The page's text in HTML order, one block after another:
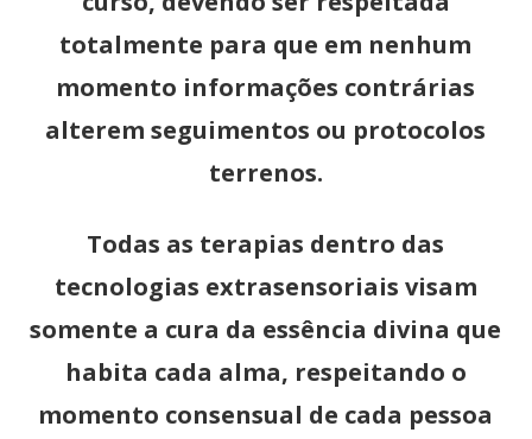
totalmente para que em nenhum
momento informações contrárias
alterem seguimentos ou protocolos
terrenos.
Todas as terapias dentro das
tecnologias extrasensoriais visam
somente a cura da essência divina que
habita cada alma, respeitando o
momento consensual de cada pessoa